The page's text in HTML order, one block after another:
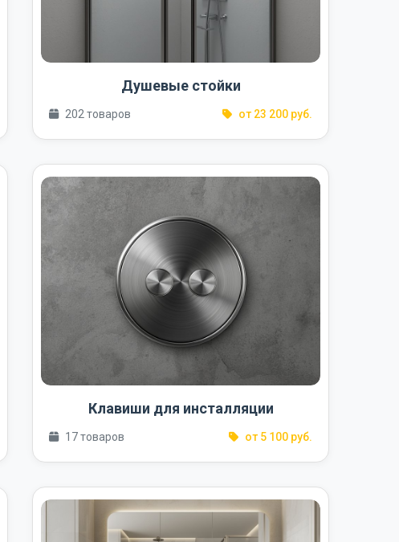
Душевые стойки
202 товаров от 23 200 руб.
Клавиши для инсталляции
17 товаров от 5 100 руб.